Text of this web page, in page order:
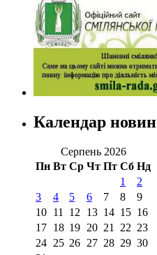
Календар новин
Серпень 2026
Пн Вт Ср Чт Пт Сб Нд
1
2
3
4 5 6 7 8
9
10 11 12 13 14 15 16
17 18 19 20 21 22 23
24 25 26 27 28 29 30